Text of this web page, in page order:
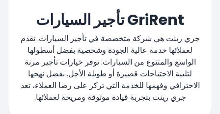
GriRent تأجير السيارات
جري رينت هي شركة متخصصة في تأجير السيارات. تقدم
لعملائها خدمة عالية الجودة وشخصية بفضل أسطولها
الواسع والمتنوع من السيارات. توفر خيارات تأجير مرنة
لتلبية الاحتياجات قصيرة أو طويلة الأجل. بفضل نهجها
الاحترافي وفهمها للخدمة التي تركز على رضا العملاء، تعد
جري رينت بتجربة قيادة موثوقة ومريحة لعملائها.